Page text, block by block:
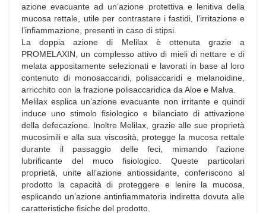
azione evacuante ad un’azione protettiva e lenitiva della
mucosa rettale, utile per contrastare i fastidi, l’irritazione e
l’infiammazione, presenti in caso di stipsi.
La doppia azione di Melilax è ottenuta grazie a
PROMELAXIN, un complesso attivo di mieli di nettare e di
melata appositamente selezionati e lavorati in base al loro
contenuto di monosaccaridi, polisaccaridi e melanoidine,
arricchito con la frazione polisaccaridica da Aloe e Malva.
Melilax esplica un’azione evacuante non irritante e quindi
induce uno stimolo fisiologico e bilanciato di attivazione
della defecazione. Inoltre Melilax, grazie alle sue proprietà
mucosimili e alla sua viscosità, protegge la mucosa rettale
durante il passaggio delle feci, mimando l’azione
lubrificante del muco fisiologico. Queste particolari
proprietà, unite all’azione antiossidante, conferiscono al
prodotto la capacità di proteggere e lenire la mucosa,
esplicando un’azione antinfiammatoria indiretta dovuta alle
caratteristiche fisiche del prodotto.